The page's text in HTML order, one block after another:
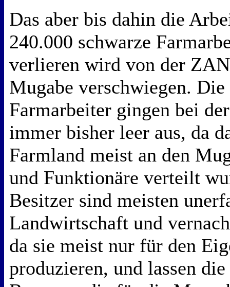
Das aber bis dahin die
240.000 schwarze
verlieren wird von der
Mugabe verschwiegen.
Farmarbeiter gingen bei
immer bisher leer aus, da
Farmland meist an den
und Funktionäre verteilt
Besitzer sind meisten
Landwirtschaft und
da sie meist nur für den
produzieren, und lassen